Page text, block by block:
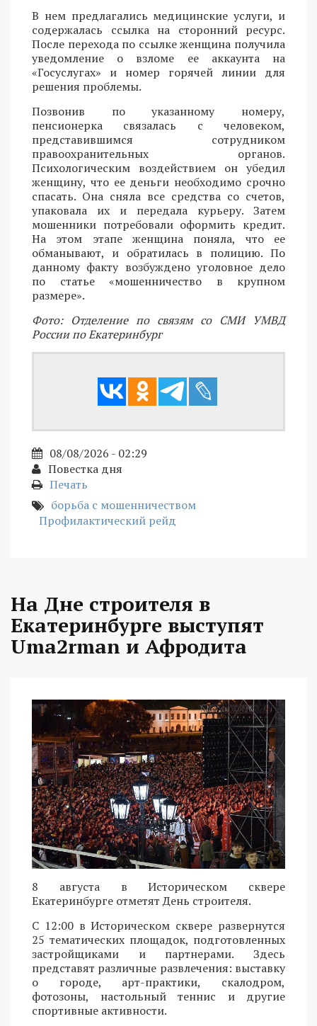
В нем предлагались медицинские услуги, и
содержалась ссылка на сторонний ресурс.
После перехода по ссылке женщина получила
уведомление о взломе ее аккаунта на
«Госуслугах» и номер горячей линии для
решения проблемы.
Позвонив по указанному номеру,
пенсионерка связалась с человеком,
представившимся сотрудником
правоохранительных органов.
Психологическим воздействием он убедил
женщину, что ее деньги необходимо срочно
спасать. Она сняла все средства со счетов,
упаковала их и передала курьеру. Затем
мошенники потребовали оформить кредит.
На этом этапе женщина поняла, что ее
обманывают, и обратилась в полицию. По
данному факту возбуждено уголовное дело
по статье «мошенничество в крупном
размере».
Фото: Отделение по связям со СМИ УМВД
России по Екатеринбург
08/08/2026 - 02:29
Повестка дня
Печать
борьба с мошенничеством
Профилактический рейд
На Дне строителя в
Екатеринбурге выступят
Uma2rman и Афродита
8 августа в Историческом сквере
Екатеринбурге отметят День строителя.
С 12:00 в Историческом сквере развернутся
25 тематических площадок, подготовленных
застройщиками и партнерами. Здесь
представят различные развлечения: выставку
о городе, арт-практики, скалодром,
фотозоны, настольный теннис и другие
спортивные активности.